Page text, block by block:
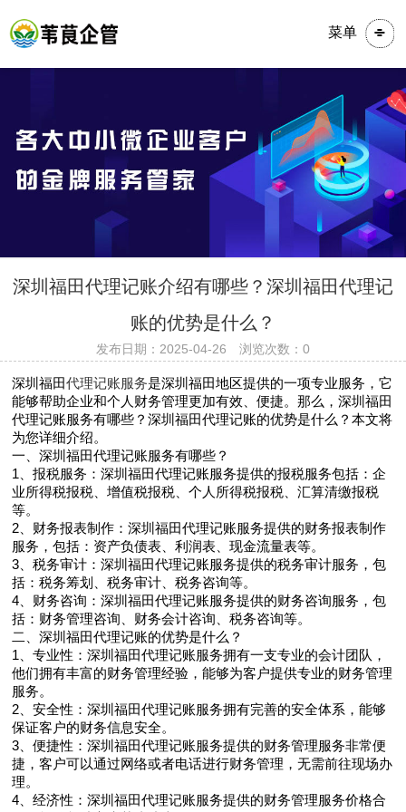
菜单
​​​深圳福田代理记账介绍有哪些？深圳福田代理记
账的优势是什么？
发布日期：2025-04-26 浏览次数：0
深圳福田代理记账服务是深圳福田地区提供的一项专业服务，它
能够帮助企业和个人财务管理更加有效、便捷。那么，深圳福田
代理记账服务有哪些？深圳福田代理记账的优势是什么？本文将
为您详细介绍。
一、深圳福田代理记账服务有哪些？
1、报税服务：深圳福田代理记账服务提供的报税服务包括：企
业所得税报税、增值税报税、个人所得税报税、汇算清缴报税
等。
2、财务报表制作：深圳福田代理记账服务提供的财务报表制作
服务，包括：资产负债表、利润表、现金流量表等。
3、税务审计：深圳福田代理记账服务提供的税务审计服务，包
括：税务筹划、税务审计、税务咨询等。
4、财务咨询：深圳福田代理记账服务提供的财务咨询服务，包
括：财务管理咨询、财务会计咨询、税务咨询等。
二、深圳福田代理记账的优势是什么？
1、专业性：深圳福田代理记账服务拥有一支专业的会计团队，
他们拥有丰富的财务管理经验，能够为客户提供专业的财务管理
服务。
2、安全性：深圳福田代理记账服务拥有完善的安全体系，能够
保证客户的财务信息安全。
3、便捷性：深圳福田代理记账服务提供的财务管理服务非常便
捷，客户可以通过网络或者电话进行财务管理，无需前往现场办
理。
4、经济性：深圳福田代理记账服务提供的财务管理服务价格合